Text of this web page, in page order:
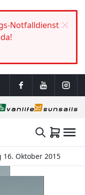
Notfalldienst
Oktober 2015